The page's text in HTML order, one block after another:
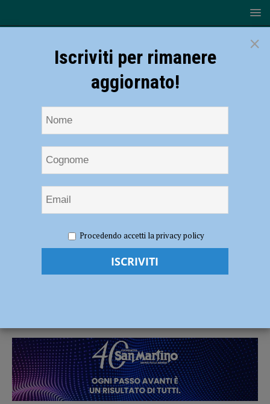
cuore a Ravenna in un intervento unico in Italia
Piacentino operato al cuore a Ravenna in
×
Iscriviti per rimanere
aggiornato!
Procedendo accetti la privacy policy